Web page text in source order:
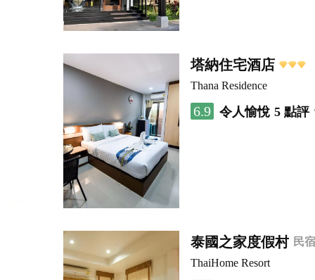
塔納住宅酒店
Thana Residence
6.9 令人愉悅 5 點評
泰國之家度假村 民宿
ThaiHome Resort